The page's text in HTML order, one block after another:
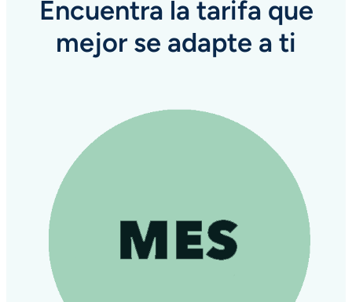
Encuentra la tarifa que
mejor se adapte a ti